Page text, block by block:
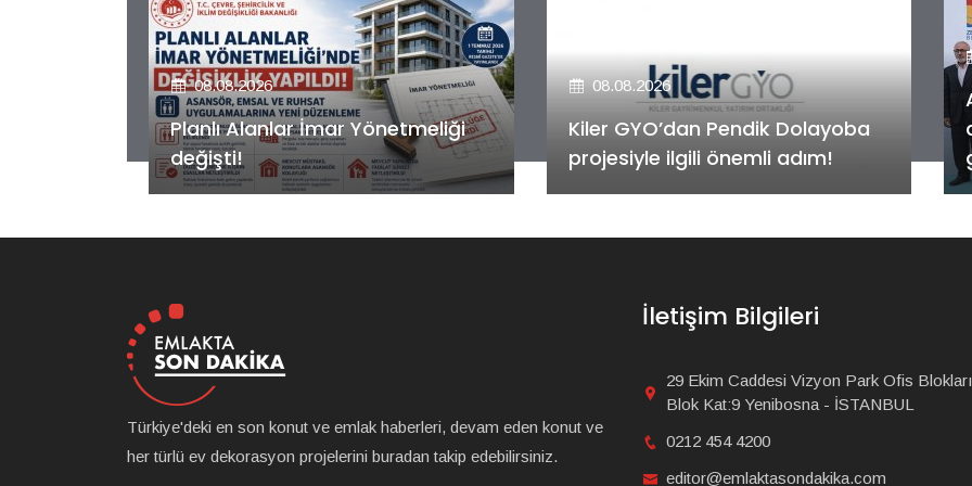
08.08.2026
Kiler GYO’dan Pendik Dolayoba
projesiyle ilgili önemli adım!
08.08.2026
Alya Merkezefendi Konutları'nın
anahtar teslim töreni
gerçekleştirildi!
Türkiye'deki en son konut ve emlak haberleri, devam eden konut ve
her türlü ev dekorasyon projelerini buradan takip edebilirsiniz.
İletişim Bilgileri
29 Ekim Caddesi Vizyon Park Ofis
Blok Kat:9 Yenibosna - İSTANBUL
0212 454 4200
editor@emlaktasondakika.com